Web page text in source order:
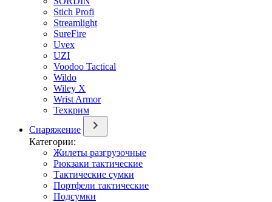
Stich Profi
Streamlight
SureFire
Uvex
UZI
Voodoo Tactical
Wildo
Wiley X
Wrist Armor
Техкрим
Снаряжение
Категории:
Жилеты разгрузочные
Рюкзаки тактические
Тактические сумки
Портфели тактические
Подсумки